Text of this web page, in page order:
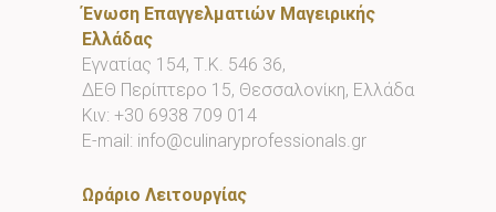
Ένωση Επαγγελματιών Μαγειρικής
Ελλάδας
Εγνατίας 154, Τ.Κ. 546 36,
ΔΕΘ Περίπτερο 15, Θεσσαλονίκη, Ελλάδα
Κιν: +30 6938 709 014
E-mail: info@culinaryprofessionals.gr
Ωράριο Λειτουργίας